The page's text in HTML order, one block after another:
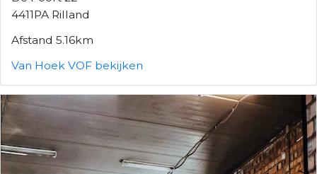
4411PA Rilland
Afstand 5.16km
Van Hoek VOF bekijken